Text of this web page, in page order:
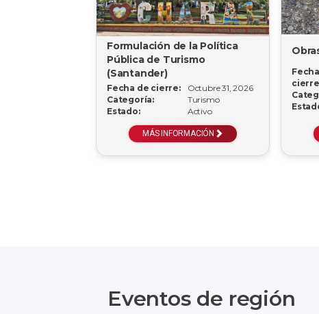
Formulación de la Política
Pública de Turismo
(Santander)
Fecha de cierre:
Categoría:
Estado:
Octubre 31, 2026
Turismo
Activo
MÁS INFORMACIÓN
Eventos de región